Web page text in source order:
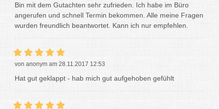
Bin mit dem Gutachten sehr zufrieden. Ich habe im Büro
angerufen und schnell Termin bekommen. Alle meine Fragen
wurden freundlich beantwortet. Kann ich nur empfehlen.
von anonym am 28.11.2017 12:53
Hat gut geklappt - hab mich gut aufgehoben gefühlt